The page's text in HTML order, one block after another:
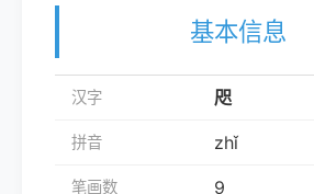
基本信息
汉字 咫
拼音 zhǐ
笔画数 9